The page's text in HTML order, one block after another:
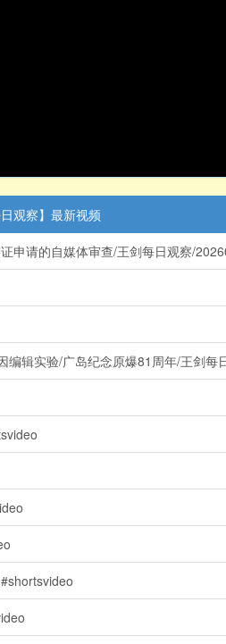
日观察】最新视频
申请的自媒体审查/王剑每日观察/
编辑实验/广岛纪念原爆81周年/王剑每